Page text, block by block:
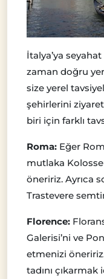
İtalya’ya
zaman doğru
size yerel
şehirlerini
biri için farklı
Roma: Eğer
mutlaka
öneririz. Ayrıca
Trastevere
Florence:
Galerisi’ni ve
etmenizi
tadını